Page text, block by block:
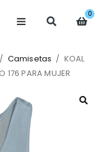
0
/ Camisetas / KOAL
176 PARA MUJER